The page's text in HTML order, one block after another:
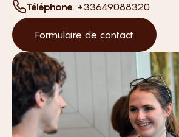
Téléphone :+33649088320
Formulaire de contact